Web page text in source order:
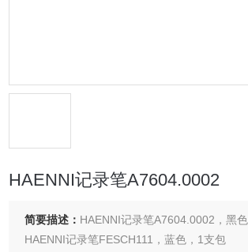
HAENNI记录笔A7604.0002
简要描述： HAENNI记录笔A7604.0002，黑
HAENNI记录笔FESCH111，蓝色，1支包